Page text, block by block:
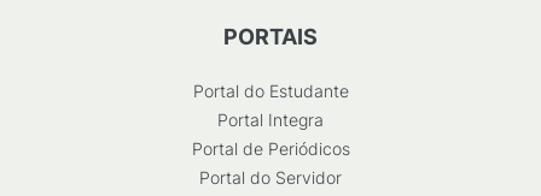
PORTAIS
Portal do Estudante
Portal Integra
Portal de Periódicos
Portal do Servidor